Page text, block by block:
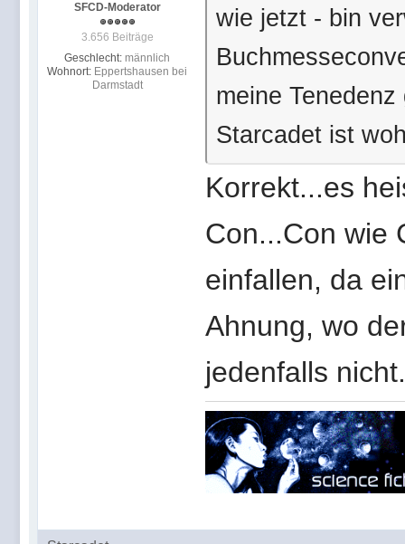
SFCD-Moderator
3.656 Beiträge
Geschlecht: männlich
Wohnort: Eppertshausen bei
Darmstadt
wie jetzt - bin
meine
Starcadet ist
Korrekt...es
Con...Con wie
einfallen, da
Ahnung, wo
jedenfalls nicht.